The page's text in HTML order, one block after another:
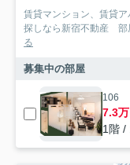
賃貸マンション、賃貸
探しなら新宿不動産 部
る
募集中の部屋
106
7.3万
1階 /